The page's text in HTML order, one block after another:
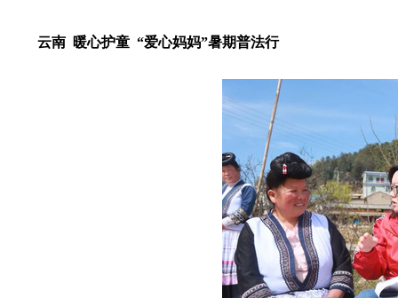
云南 暖心护童 “爱心妈妈”暑期普法行